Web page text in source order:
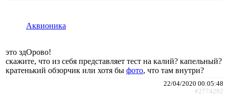
Аквионика
это здОрово!
скажите, что из себя представляет тест на калий? капельный?
кратенький обзорчик или хотя бы фото, что там внутри?
22/04/2020 00:05:48
#2774292